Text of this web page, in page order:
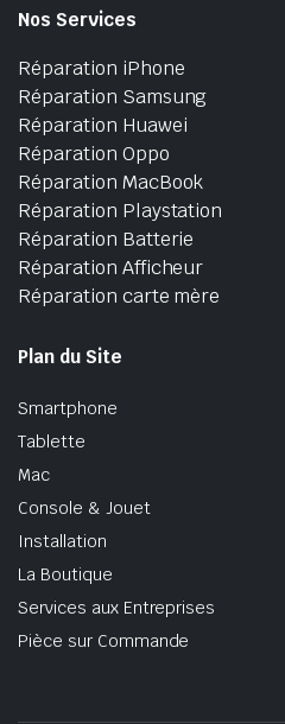
Nos Services
Réparation iPhone
Réparation Samsung
Réparation Huawei
Réparation Oppo
Réparation MacBook
Réparation Playstation
Réparation Batterie
Réparation Afficheur
Réparation carte mère
Plan du Site
Smartphone
Tablette
Mac
Console & Jouet
Installation
La Boutique
Services aux Entreprises
Pièce sur Commande